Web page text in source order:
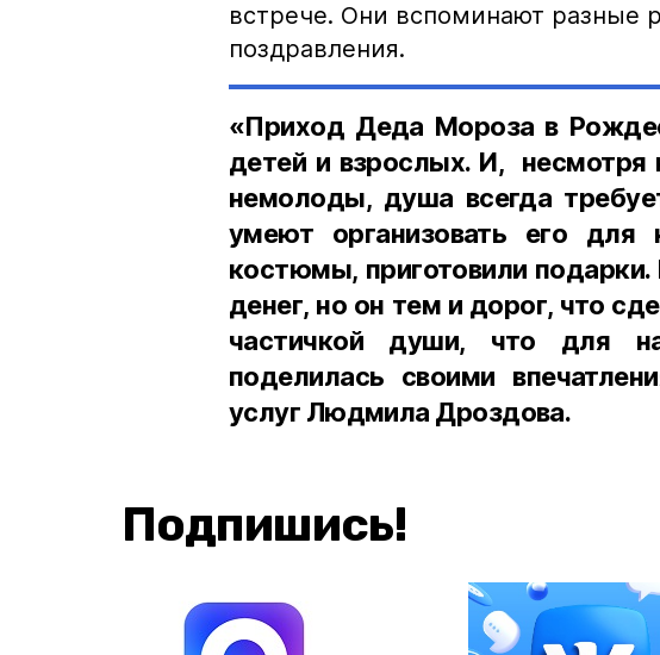
встрече. Они вспоминают разные
поздравления.
«Приход Деда Мороза в
детей и взрослых. И,
немолоды, душа всегда
умеют организовать его
костюмы, приготовили
денег, но он тем и дорог, что
частичкой души, что для
поделилась своими
услуг Людмила Дроздова.
Подпишись!